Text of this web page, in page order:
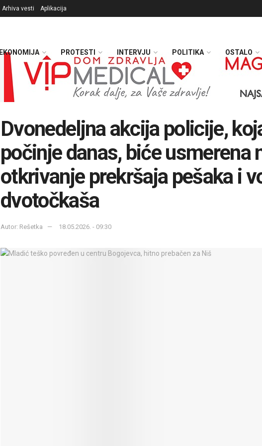
Arhiva vesti Aplikacija
EKONOMIJA PROTESTI INTERVJU POLITIKA OSTALO
Dvonedeljna akcija policije,
počinje danas, biće usmerena
otkrivanje prekršaja pešaka i
dvotočkaša
Autor: Rešetka 18.05.2026. - 09:30